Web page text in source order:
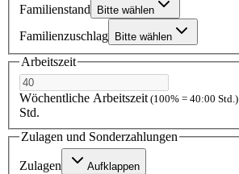
Familienstand Bitte wählen
Familienzuschlag Bitte wählen
Arbeitszeit
Wöchentliche Arbeitszeit (100% = 40:00 Std.)
Std.
Zulagen und Sonderzahlungen
Zulagen Aufklappen